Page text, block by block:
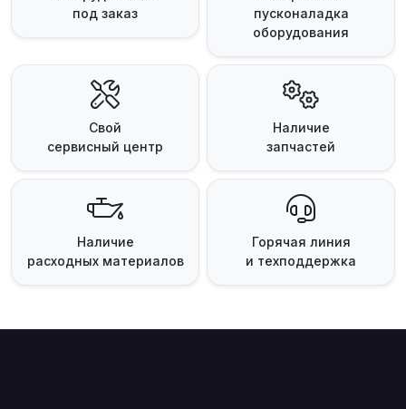
под заказ
пусконаладка
оборудования
Свой
сервисный центр
Наличие
запчастей
Наличие
расходных материалов
Горячая линия
и техподдержка